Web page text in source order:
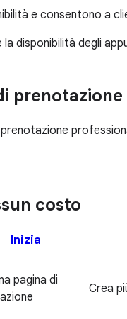
e consentono a
disponibilità degli
costo
Inizia
pagina di
Crea